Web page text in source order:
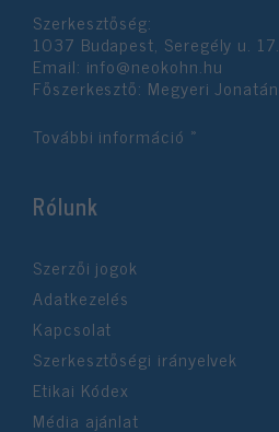
Szerkesztőség:
1037 Budapest, Seregély u. 17.
Email: info@neokohn.hu
Főszerkesztő: Megyeri Jonatán
További információ »
Rólunk
Szerzői jogok
Adatkezelés
Kapcsolat
Szerkesztőségi irányelvek
Etikai Kódex
Média ajánlat